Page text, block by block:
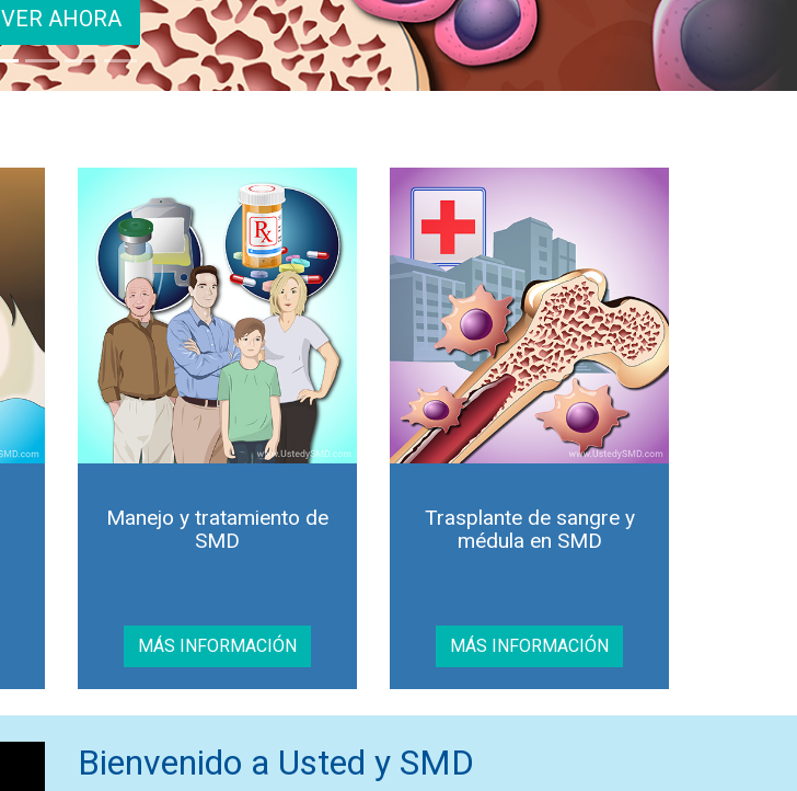
VER AHORA
Manejo y tratamiento de
SMD
MÁS INFORMACIÓN
Trasplante de sangre y
médula en SMD
MÁS INFORMACIÓN
Bienvenido a Usted y SMD